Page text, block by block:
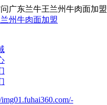
广东兰牛王兰州牛肉面加盟